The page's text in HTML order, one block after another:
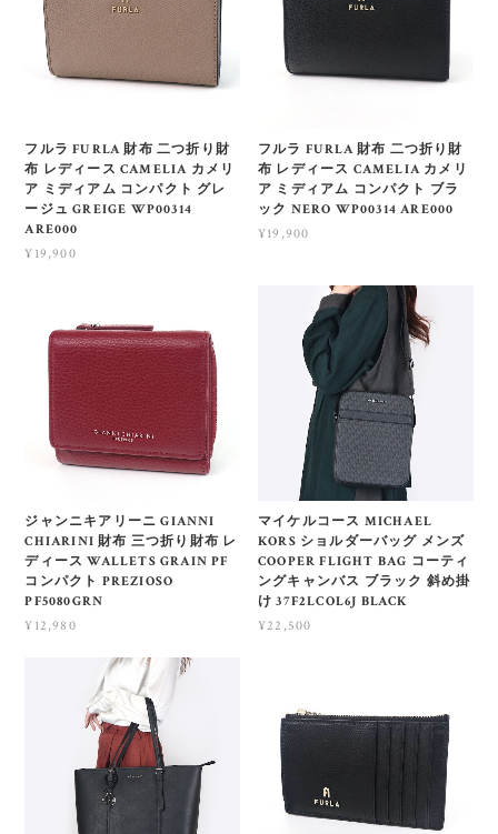
フルラ FURLA 財布 二つ折り財
布 レディース CAMELIA カメリ
ア ミディアム コンパクト グレ
ージュ GREIGE WP00314
ARE000
¥19,900
フルラ FURLA 財布 二つ折り財
布 レディース CAMELIA カメリ
ア ミディアム コンパクト ブラ
ック NERO WP00314 ARE000
¥19,900
ジャンニキアリーニ GIANNI
CHIARINI 財布 三つ折り財布 レ
ディース WALLETS GRAIN PF
コンパクト PREZIOSO
PF5080GRN
¥12,980
マイケルコース MICHAEL
KORS ショルダーバッグ メンズ
COOPER FLIGHT BAG コーティ
ングキャンバス ブラック 斜め掛
け 37F2LCOL6J BLACK
¥22,500